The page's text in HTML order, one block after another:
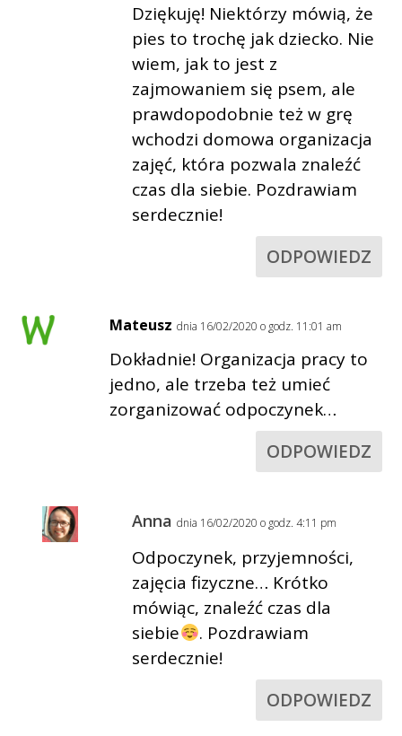
Dziękuję! Niektórzy mówią, że
pies to trochę jak dziecko. Nie
wiem, jak to jest z
zajmowaniem się psem, ale
prawdopodobnie też w grę
wchodzi domowa organizacja
zajęć, która pozwala znaleźć
czas dla siebie. Pozdrawiam
serdecznie!
ODPOWIEDZ
Mateusz dnia 16/02/2020 o godz. 11:01 am
Dokładnie! Organizacja pracy to
jedno, ale trzeba też umieć
zorganizować odpoczynek…
ODPOWIEDZ
Anna dnia 16/02/2020 o godz. 4:11 pm
Odpoczynek, przyjemności,
zajęcia fizyczne… Krótko
mówiąc, znaleźć czas dla
siebie
. Pozdrawiam
serdecznie!
ODPOWIEDZ